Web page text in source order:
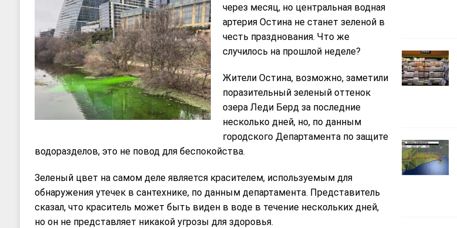
через месяц, но центральная водная
артерия Остина не станет зеленой в
честь празднования. Что же
случилось на прошлой неделе?
Жители Остина, возможно, заметили
поразительный зеленый оттенок
озера Леди Берд за последние
несколько дней, но, по данным
городского Департамента по защите
водоразделов, это не повод для беспокойства.
Зеленый цвет на самом деле является красителем, используемым для
обнаружения утечек в сантехнике, по данным департамента. Представитель
сказал, что краситель может быть виден в воде в течение нескольких дней,
но он не представляет никакой угрозы для здоровья.